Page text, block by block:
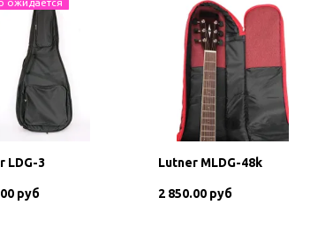
LDG-3
руб
Lutner MLDG-48k
2 850.00 руб